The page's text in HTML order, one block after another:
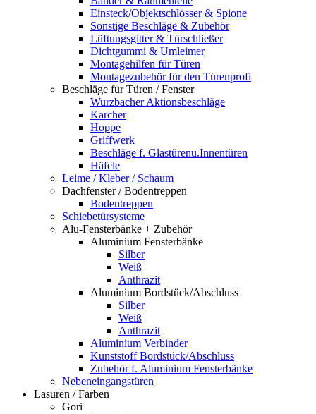
Einsteck/Objektschlösser & Spione
Sonstige Beschläge & Zubehör
Lüftungsgitter & Türschließer
Dichtgummi & Umleimer
Montagehilfen für Türen
Montagezubehör für den Türenprofi
Beschläge für Türen / Fenster
Wurzbacher Aktionsbeschläge
Karcher
Hoppe
Griffwerk
Beschläge f. Glastürenu.Innentüren
Häfele
Leime / Kleber / Schaum
Dachfenster / Bodentreppen
Bodentreppen
Schiebetürsysteme
Alu-Fensterbänke + Zubehör
Aluminium Fensterbänke
Silber
Weiß
Anthrazit
Aluminium Bordstück/Abschluss
Silber
Weiß
Anthrazit
Aluminium Verbinder
Kunststoff Bordstück/Abschluss
Zubehör f. Aluminium Fensterbänke
Nebeneingangstüren
Lasuren / Farben
Gori